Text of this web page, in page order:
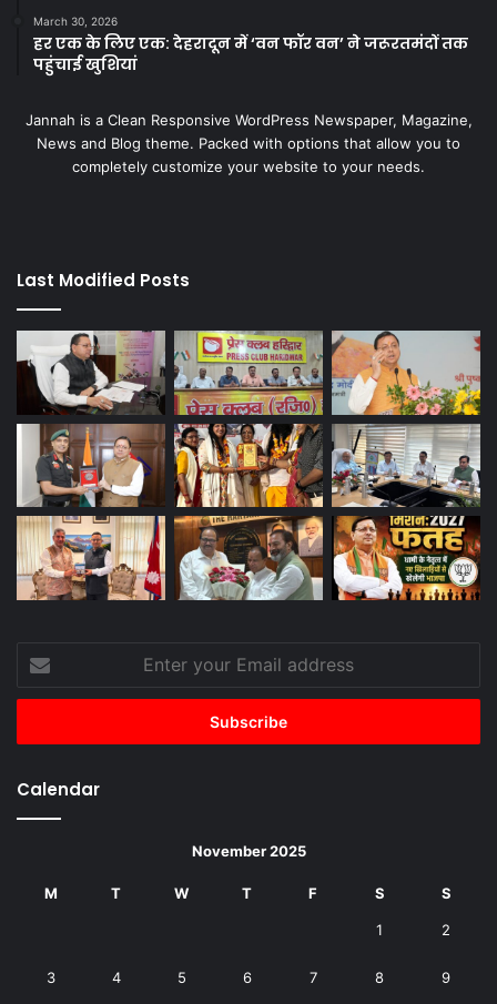
March 30, 2026
हर एक के लिए एक: देहरादून में ‘वन फॉर वन’ ने जरूरतमंदों तक
पहुंचाई खुशियां
Jannah is a Clean Responsive WordPress Newspaper, Magazine,
News and Blog theme. Packed with options that allow you to
completely customize your website to your needs.
Last Modified Posts
your
Email
Calendar
November 2025
M T W T F S S
1 2
3 4 5 6 7 8 9